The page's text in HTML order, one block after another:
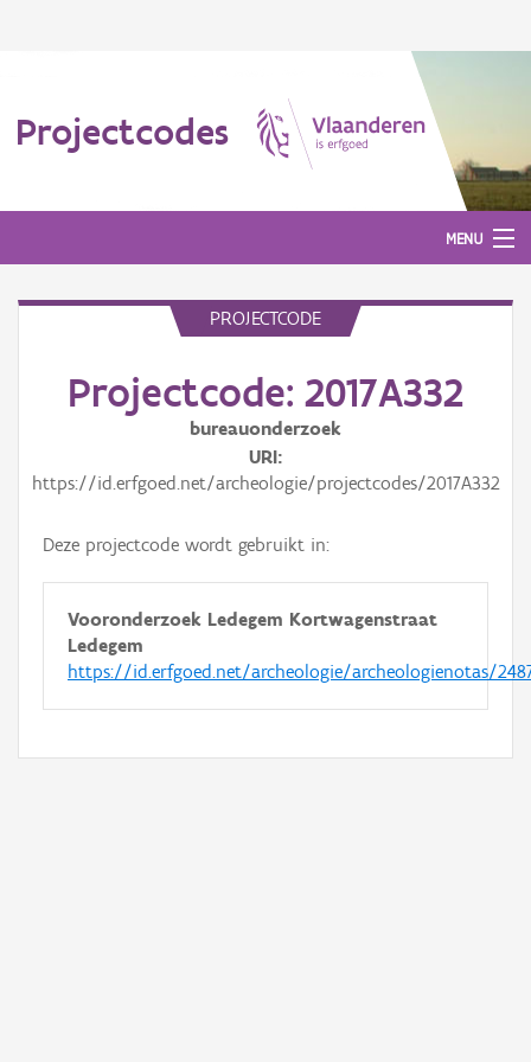
Projectcodes
MENU
PROJECTCODE
Projectcode: 2017A332
bureauonderzoek
URI
https://id.erfgoed.net/archeologie/projectcodes/2017A332
Deze projectcode wordt gebruikt in:
Vooronderzoek Ledegem Kortwagenstraat
Ledegem
https://id.erfgoed.net/archeologie/archeologienotas/